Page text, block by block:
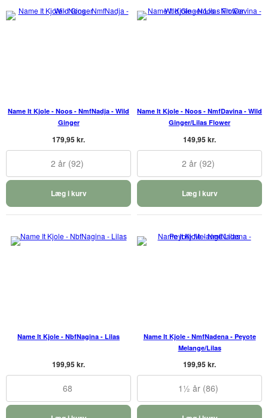
Name It Kjole - Noos - NmfNadja - Wild
Ginger
179,95 kr.
2 år (92)
Læg i kurv
Name It Kjole - Noos - NmfDavina - Wild
Ginger/Lilas Flower
149,95 kr.
2 år (92)
Læg i kurv
Name It Kjole - NbfNagina - Lilas
199,95 kr.
68
Name It Kjole - NmfNadena - Peyote
Melange/Lilas
199,95 kr.
1½ år (86)